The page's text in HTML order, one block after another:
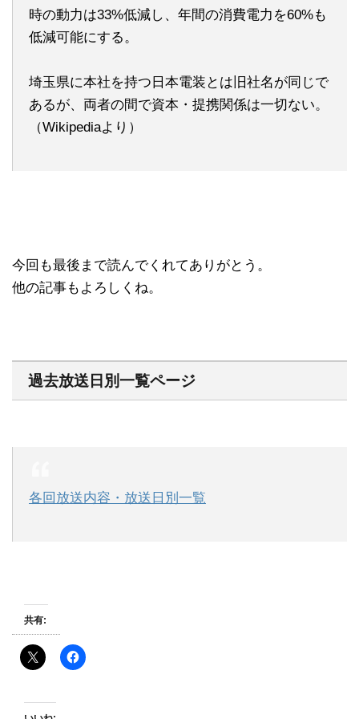
時の動力は33%低減し、年間の消費電力を60%も
低減可能にする。
埼玉県に本社を持つ日本電装とは旧社名が同じで
あるが、両者の間で資本・提携関係は一切ない。
（Wikipediaより）
今回も最後まで読んでくれてありがとう。
他の記事もよろしくね。
過去放送日別一覧ページ
各回放送内容・放送日別一覧
共有: